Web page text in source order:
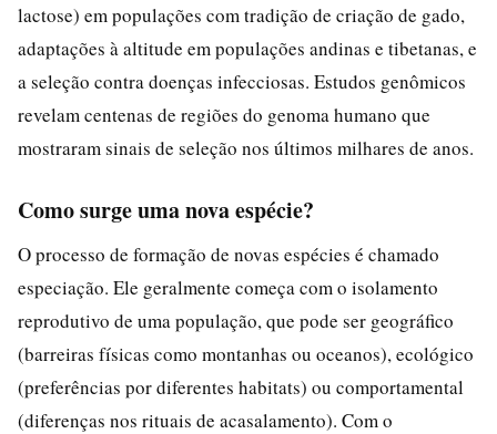
lactose) em populações com tradição de criação de gado,
adaptações à altitude em populações andinas e tibetanas, e
a seleção contra doenças infecciosas. Estudos genômicos
revelam centenas de regiões do genoma humano que
mostraram sinais de seleção nos últimos milhares de anos.
Como surge uma nova espécie?
O processo de formação de novas espécies é chamado
especiação. Ele geralmente começa com o isolamento
reprodutivo de uma população, que pode ser geográfico
(barreiras físicas como montanhas ou oceanos), ecológico
(preferências por diferentes habitats) ou comportamental
(diferenças nos rituais de acasalamento). Com o